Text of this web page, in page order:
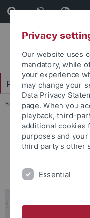
Skip
to
content
Skip
to
footer
Philosophische
You are here: Startseite
Berufsfelder für
Veranstaltungen
Praxisportal - Die
Privacy
Our website uses
mandatory, while
your experience
may change your
Data Privacy
page. When you
playback, third-
additional cookies
purposes and
third party’s other
Essential